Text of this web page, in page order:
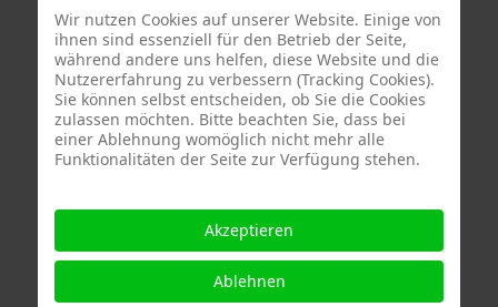
Eric Schaftlein.
aus den Niederlanden:
Dorrety Brookhuis,Natalia Dik,Elise
EekhoutundHenny Schaapman
aus Deutschland:
Salomé Herbst,Andrea Jungnitsch,
Lanzl,Heidrun MalComes,Christa Mayer-
Guntram Prochaska
Schaub,Vera Schaub,Birgit Schweimler &
Serge DevadderundRolf Thärichen
Wir nutzen Cookies auf unserer Website. Einige von
ihnen sind essenziell für den Betrieb der Seite,
während andere uns helfen, diese Website und die
Nutzererfahrung zu verbessern (Tracking Cookies).
Sie können selbst entscheiden, ob Sie die Cookies
zulassen möchten. Bitte beachten Sie, dass bei
einer Ablehnung womöglich nicht mehr alle
Funktionalitäten der Seite zur Verfügung stehen.
Akzeptieren
Ablehnen